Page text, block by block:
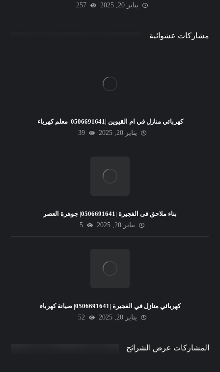
يناير 20, 2025 257
مشاركات عشوائية
كهربائي منازل في ام القيوين |0506691641| معلم كهرباء
يناير 20, 2025
39
بناء ملاحق فى الفجيرة |0506691641| جوهرة العصر
يناير 20, 2025
5
كهربائي منازل في الفجيرة |0506691641| صيانة كهرباء
يناير 20, 2025
52
المشاركات عرض الشرائح